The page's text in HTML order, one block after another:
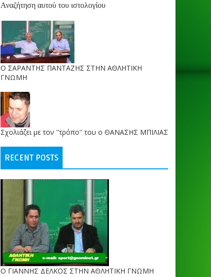
Αναζήτηση αυτού του ιστολογίου
O ΣΑΡΑΝΤΗΣ ΠΑΝΤΑΖΗΣ ΣΤΗΝ ΑΘΛΗΤΙΚΗ
ΓΝΩΜΗ
Σχολιάζει με τον ''τρόπο'' του ο ΘΑΝΑΣΗΣ ΜΠΙΛΙΑΣ
RECENT POSTS
Ο ΓΙΑΝΝΗΣ ΔΕΛΚΟΣ ΣΤΗΝ ΑΘΛΗΤΙΚΗ ΓΝΩΜΗ